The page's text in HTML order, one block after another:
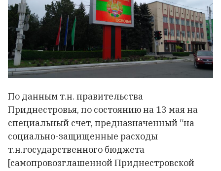
По данным т.н. правительства
Приднестровья, по состоянию на 13 мая на
специальный счет, предназначенный “на
социально-защищенные расходы
т.н.государственного бюджета
[самопровозглашенной Приднестровской